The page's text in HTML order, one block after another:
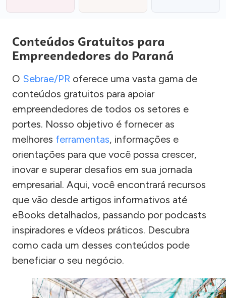
Conteúdos Gratuitos para
Empreendedores do Paraná
O Sebrae/PR oferece uma vasta gama de
conteúdos gratuitos para apoiar
empreendedores de todos os setores e
portes. Nosso objetivo é fornecer as
melhores ferramentas, informações e
orientações para que você possa crescer,
inovar e superar desafios em sua jornada
empresarial. Aqui, você encontrará recursos
que vão desde artigos informativos até
eBooks detalhados, passando por podcasts
inspiradores e vídeos práticos. Descubra
como cada um desses conteúdos pode
beneficiar o seu negócio.